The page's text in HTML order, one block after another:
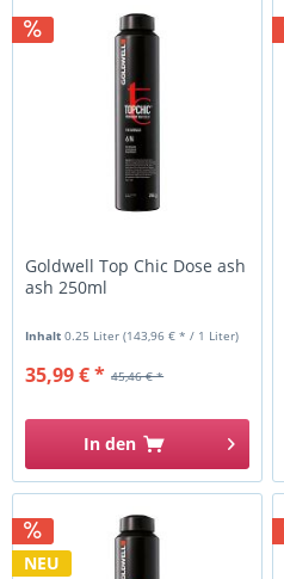
Goldwell Top Chic Dose ash
ash 250ml
Inhalt0.25 Liter(143,96 € * / 1 Liter)
45,46 € *
35,99 € *
In den
NEU